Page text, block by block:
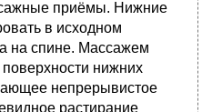
приёмы. Нижние
в исходном
на спине. Массажем
нижних
непрерывистое
растирание